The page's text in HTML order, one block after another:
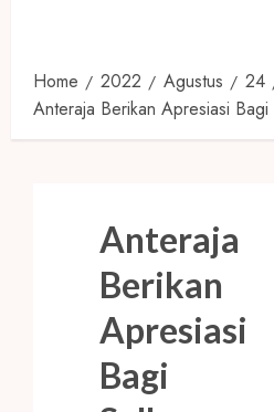
Home 2022 Agustus
24
Anteraja Berikan Apresiasi Bagi
Anteraja
Berikan
Apresiasi
Bagi